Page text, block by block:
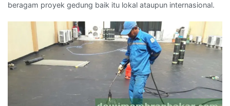
beragam proyek gedung baik itu lokal ataupun internasional.